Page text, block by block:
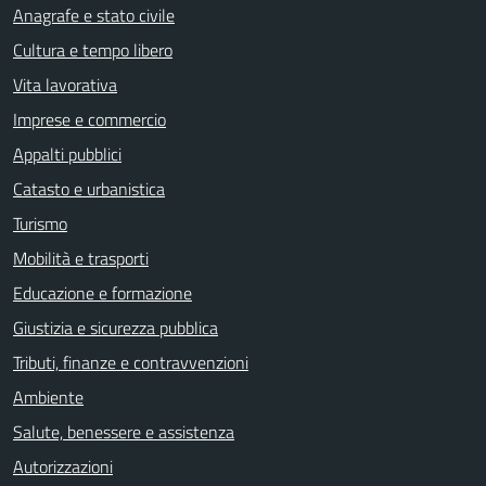
Anagrafe e stato civile
Cultura e tempo libero
Vita lavorativa
Imprese e commercio
Appalti pubblici
Catasto e urbanistica
Turismo
Mobilità e trasporti
Educazione e formazione
Giustizia e sicurezza pubblica
Tributi, finanze e contravvenzioni
Ambiente
Salute, benessere e assistenza
Autorizzazioni